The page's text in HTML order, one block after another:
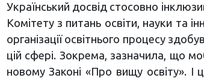
Український досвід стосовно
Комітету з питань освіти, науки та
організації освітнього процесу
цій сфері. Зокрема, зазначила, що
новому Законі «Про вищу освіту». І